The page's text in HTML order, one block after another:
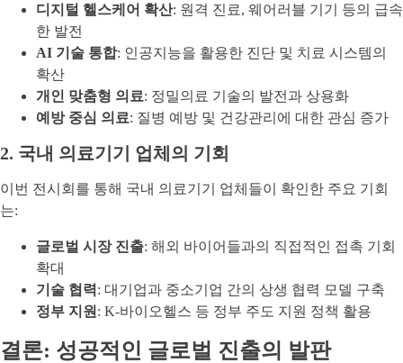
디지털 헬스케어 확산: 원격 진료, 웨어러블 기기 등의 급속
한 발전
AI 기술 통합: 인공지능을 활용한 진단 및 치료 시스템의
확산
개인 맞춤형 의료: 정밀의료 기술의 발전과 상용화
예방 중심 의료: 질병 예방 및 건강관리에 대한 관심 증가
2. 국내 의료기기 업체의 기회
이번 전시회를 통해 국내 의료기기 업체들이 확인한 주요 기회
는:
글로벌 시장 진출: 해외 바이어들과의 직접적인 접촉 기회
확대
기술 협력 : 대기업과 중소기업 간의 상생 협력 모델 구축
정부 지원 : K-바이오헬스 등 정부 주도 지원 정책 활용
결론: 성공적인 글로벌 진출의 발판